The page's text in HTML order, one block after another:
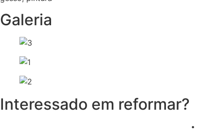
Galeria
Interessado em reformar?
.